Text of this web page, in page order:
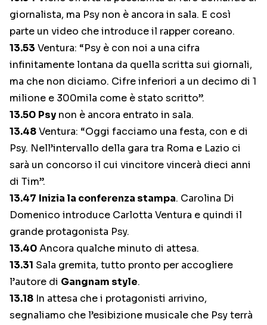
giornalista, ma Psy non è ancora in sala. E così
parte un video che introduce il rapper coreano.
13.53 Ventura: “Psy è con noi a una cifra
infinitamente lontana da quella scritta sui giornali,
ma che non diciamo. Cifre inferiori a un decimo di 1
milione e 300mila come è stato scritto”.
13.50 Psy non è ancora entrato in sala.
13.48Ventura: “Oggi facciamo una festa, con e di
Psy. Nell’intervallo della gara tra Roma e Lazio ci
sarà un concorso il cui vincitore vincerà dieci anni
di Tim”.
13.47 Inizia la conferenza stampa. Carolina Di
Domenico introduce Carlotta Ventura e quindi il
grande protagonista Psy.
13.40Ancora qualche minuto di attesa.
13.31 Sala gremita, tutto pronto per accogliere
l’autore di Gangnam style.
13.18 In attesa che i protagonisti arrivino,
segnaliamo che l’esibizione musicale che Psy terrà